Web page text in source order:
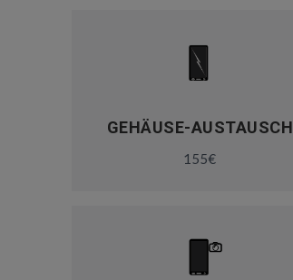
GEHÄUSE-AUSTAUSCH
155€